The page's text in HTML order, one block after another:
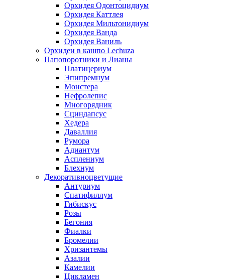
Орхидея Одонтоцидиум
Орхидея Каттлея
Орхидея Мильтонидиум
Орхидея Ванда
Орхидея Ваниль
Орхидеи в кашпо Lechuza
Папопоротники и Лианы
Платицериум
Эпипремнум
Монстера
Нефролепис
Многорядник
Сциндапсус
Хедера
Даваллия
Румора
Адиантум
Асплениум
Блехнум
Декоративноцветущие
Антуриум
Спатифиллум
Гибискус
Розы
Бегония
Фиалки
Бромелии
Хризантемы
Азалии
Камелии
Цикламен